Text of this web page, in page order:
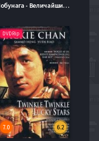
Нобунага - Величайший глупец / Чудак Нобунага (2014)
DVDRip
6.2
7.0